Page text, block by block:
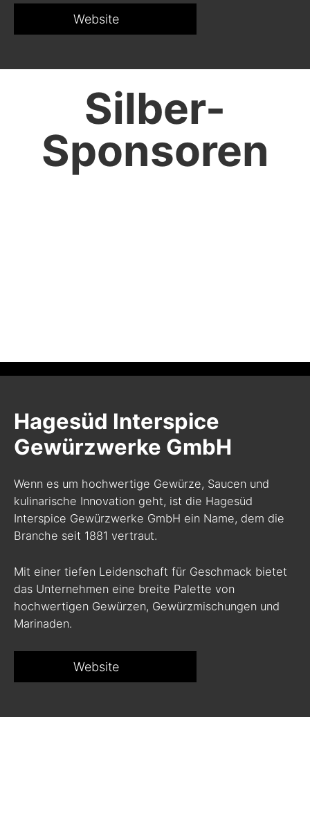
Website
Silber-
Sponsoren
Hagesüd Interspice
Gewürzwerke GmbH
Wenn es um hochwertige Gewürze, Saucen und
kulinarische Innovation geht, ist die Hagesüd
Interspice Gewürzwerke GmbH ein Name, dem die
Branche seit 1881 vertraut.
Mit einer tiefen Leidenschaft für Geschmack bietet
das Unternehmen eine breite Palette von
hochwertigen Gewürzen, Gewürzmischungen und
Marinaden.
Website